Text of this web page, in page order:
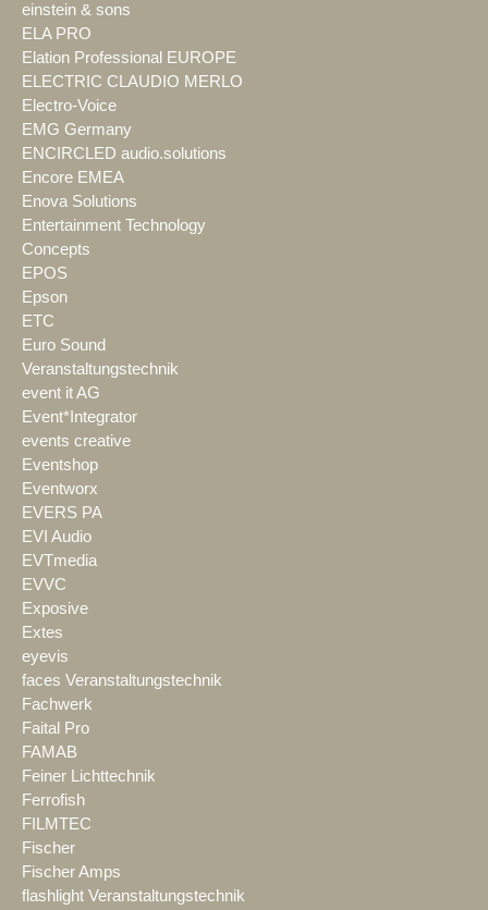
einstein & sons
ELA PRO
Elation Professional EUROPE
ELECTRIC CLAUDIO MERLO
Electro-Voice
EMG Germany
ENCIRCLED audio.solutions
Encore EMEA
Enova Solutions
Entertainment Technology
Concepts
EPOS
Epson
ETC
Euro Sound
Veranstaltungstechnik
event it AG
Event*Integrator
events creative
Eventshop
Eventworx
EVERS PA
EVI Audio
EVTmedia
EVVC
Exposive
Extes
eyevis
faces Veranstaltungstechnik
Fachwerk
Faital Pro
FAMAB
Feiner Lichttechnik
Ferrofish
FILMTEC
Fischer
Fischer Amps
flashlight Veranstaltungstechnik